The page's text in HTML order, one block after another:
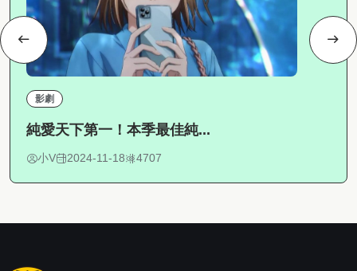
影劇
純愛天下第一！本季最佳純...
小V 2024-11-18 4707